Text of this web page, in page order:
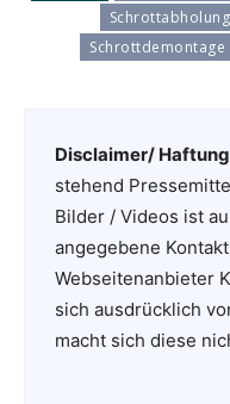
Schrottdemontage
Disclaimer/
stehend
Bilder / Videos ist
angegebene
Webseitenanbieter
sich ausdrücklich
macht sich diese